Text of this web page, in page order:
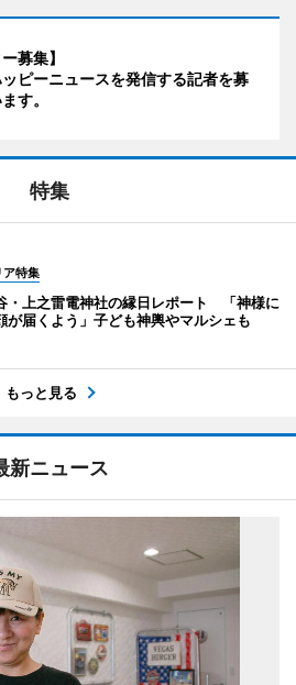
募集】
ピーニュースを発信する記者を募
す。
特集
ア特集
・上之雷電神社の縁日レポート 「神様に
が届くよう」子ども神輿やマルシェも
もっと見る
新ニュース